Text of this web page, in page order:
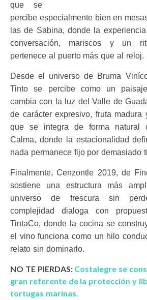
que se
percibe especialmente bien en
las de Sabina, donde la
conversación, mariscos y un
pertenece al puerto más que al reloj.
Desde el universo de Bruma
Tinto se percibe como un
cambia con la luz del Valle de
de carácter expresivo, fruta madura
que se integra de forma natural
Calma, donde la estacionalidad
nada permanece fijo por demasiado
Finalmente, Cenzontle 2019, de
sostiene una estructura más
universo de frescura sin
complejidad dialoga con
TintaCo, donde la cocina se
el vino funciona como un hilo
relato sin dominarlo.
NO TE PIERDAS: Costalegre se
gran referente de la protección y
tortugas marinas.